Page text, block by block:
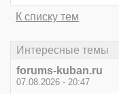
К списку тем
Интересные темы
forums-kuban.ru
07.08.2026 - 20:47